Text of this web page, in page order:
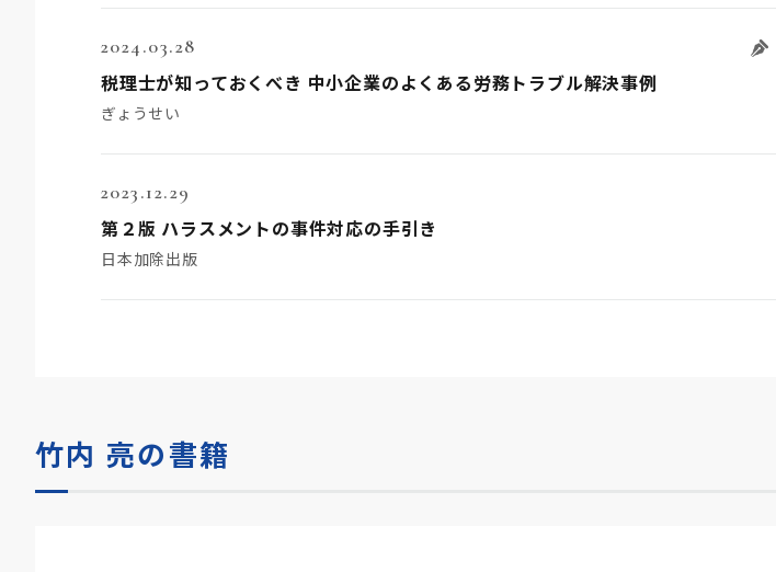
2024.03.28
税理士が知っておくべき 中小企業のよくある労務トラブル解決事例
ぎょうせい
2023.12.29
第２版 ハラスメントの事件対応の手引き
日本加除出版
竹内 亮の書籍